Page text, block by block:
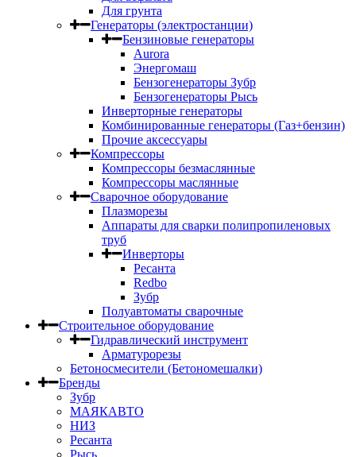
Для грунта
Генераторы (электростанции)
Бензиновые генераторы
Aurora
Энергомаш
Бензогенераторы Зубр
Бензогенераторы Рысь
Инверторные генераторы
Комбинированные генераторы (Газ+бензин)
Прочие аксессуары
Компрессоры
Компрессоры безмаслянные
Компрессоры маслянные
Сварочное оборудование
Плазморезы
Аппараты для сварки полипропиленовых
труб
Инверторы
Ресанта
Redbo
Зубр
Полуавтоматы сварочные
Строительное оборудование
Гидравлический инструмент
Арматурорезы
Бетоносмесители (Бетономешалки)
Бренды
Зубр
МАЯКАВТО
НИЗ
Ресанта
Рысь